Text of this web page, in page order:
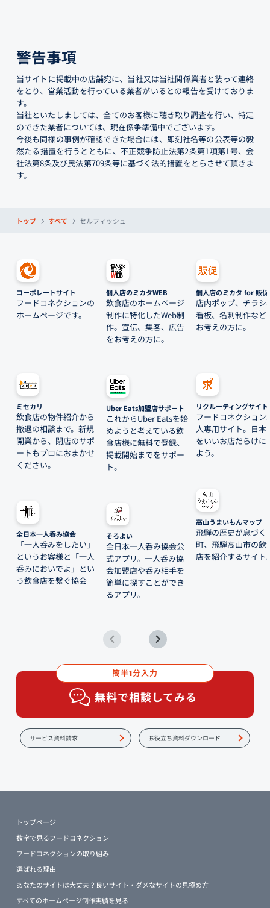
警告事項
当サイトに掲載中の店舗宛に、当社又は当社関係業者と装って連絡
をとり、営業活動を行っている業者がいるとの報告を受けておりま
す。
当社といたしましては、全てのお客様に聴き取り調査を行い、特定
のできた業者については、現在係争準備中でございます。
今後も同様の事例が確認できた場合には、即刻社名等の公表等の毅
然たる措置を行うとともに、不正競争防止法第2条第1項第1号、会
社法第8条及び民法第709条等に基づく法的措置をとらさせて頂きま
す。
トップ すべて セルフィッシュ
コーポレートサイト
フードコネクションの
ホームページです。
ミセカリ
飲食店の物件紹介から
撤退の相談まで。新規
開業から、閉店のサポ
ートもプロにおまかせ
ください。
全日本一人呑み協会
「一人呑みをしたい」
というお客様と「一人
呑みにおいでよ」とい
う飲食店を繋ぐ協会
個人店のミカタWEB
飲食店のホームページ
制作に特化したWeb制
作。宣伝、集客、広告
をお考えの方に。
Uber Eats加盟店サポート
これからUber Eatsを始
めようと考えている飲
食店様に無料で登録、
掲載開始までをサポー
ト。
そろよい
全日本一人呑み協会公
式アプリ。一人呑み協
会加盟店や呑み相手を
簡単に探すことができ
るアプリ。
個人店のミカタ for 販促
店内ポップ、チラシ
看板、名刺制作など
お考えの方に。
リクルーティングサイト
フードコネクション
人専用サイト。日本
をいいお店だらけに
よう。
高山うまいもんマップ
飛騨の歴史が息づく
町、飛騨高山市の飲
店を紹介するサイト
簡単1分入力
無料で相談してみる
サービス資料請求 お役立ち資料ダウンロード
トップページ
数字で見るフードコネクション
フードコネクションの取り組み
選ばれる理由
あなたのサイトは大丈夫？良いサイト・ダメなサイトの見極め方
すべてのホームページ制作実績を見る